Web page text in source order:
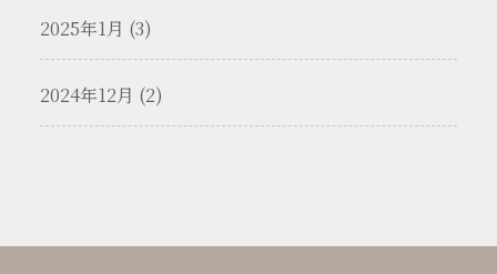
2025年1月 (3)
2024年12月 (2)